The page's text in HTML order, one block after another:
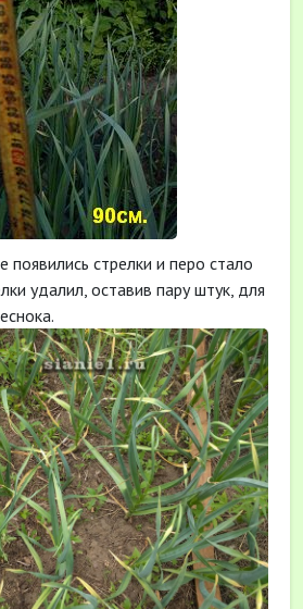
появились стрелки и перо стало
удалил, оставив пару штук, для